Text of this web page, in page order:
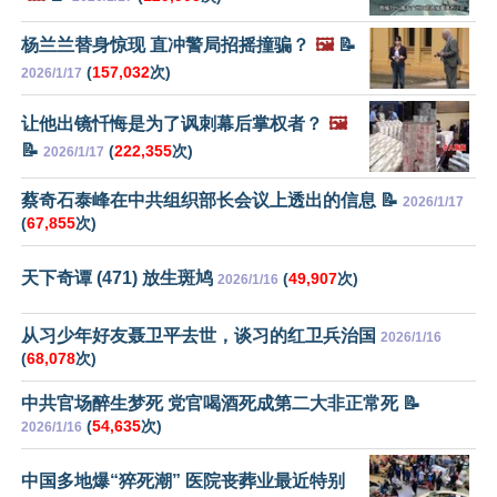
杨兰兰替身惊现 直冲警局招摇撞骗？ 🖼️📝
2026/1/17 (157,032次)
让他出镜忏悔是为了讽刺幕后掌权者？ 🖼️
📝 2026/1/17 (222,355次)
蔡奇石泰峰在中共组织部长会议上透出的信息 📝 2026/1/17
(67,855次)
天下奇谭 (471) 放生斑鸠 2026/1/16 (49,907次)
从习少年好友聂卫平去世，谈习的红卫兵治国 2026/1/16
(68,078次)
中共官场醉生梦死 党官喝酒死成第二大非正常死 📝
2026/1/16 (54,635次)
中国多地爆“猝死潮” 医院丧葬业最近特别